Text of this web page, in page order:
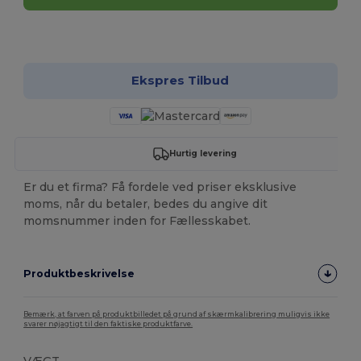
Ekspres Tilbud
Hurtig levering
Er du et firma? Få fordele ved priser eksklusive
moms, når du betaler, bedes du angive dit
momsnummer inden for Fællesskabet.
Produktbeskrivelse
Bemærk, at farven på produktbilledet på grund af skærmkalibrering muligvis ikke
svarer nøjagtigt til den faktiske produktfarve.